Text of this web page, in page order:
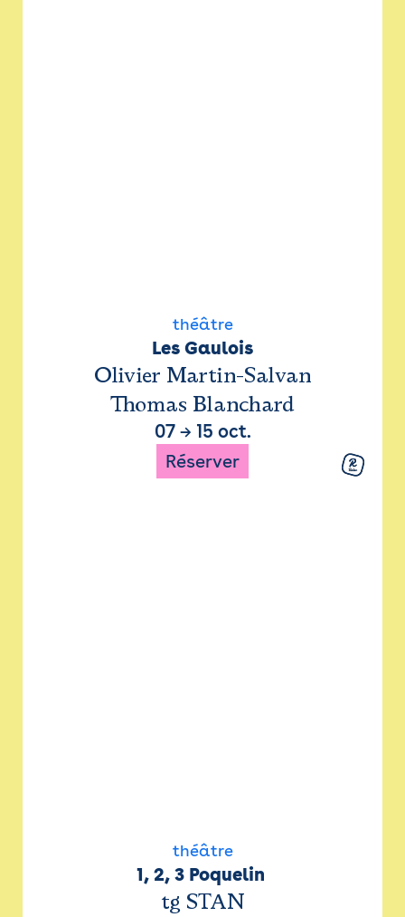
théâtre
Les Gaulois
Olivier Martin-Salvan
Thomas Blanchard
07→ 15 oct.
Réserver
théâtre
1, 2, 3 Poquelin
tg STAN